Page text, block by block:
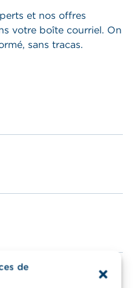
de
et nos offres
votre boîte courriel. On
sans tracas.